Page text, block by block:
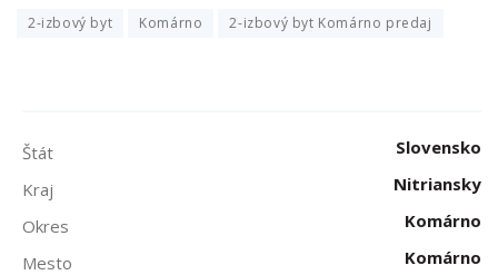
2-izbový byt Komárno 2-izbový byt Komárno predaj
Štát
Slovensko
Kraj
Nitriansky
Okres
Komárno
Mesto
Komárno